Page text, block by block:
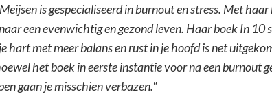
is gespecialiseerd in burnout en stress. Met
een evenwichtig en gezond leven. Haar boek In 10
hart met meer balans en rust in je hoofd is net
het boek in eerste instantie voor na een burnout
gaan je misschien verbazen."